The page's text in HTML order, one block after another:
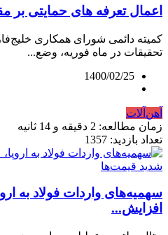
اعمال تعرفه‌ های حمایتی بر
کمیته دائمی شورای همکاری
تحقیقات در ماه فوریه، وضع...
1400/02/25
آهن‌آلات
زمان مطالعه: 2 دقیقه و 14 ثانیه
تعداد بازدید: 1357
سهمیه‌های واردات فولاد به
افزایش...